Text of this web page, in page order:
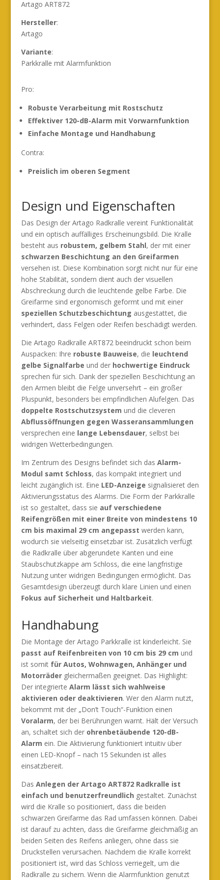
Artago ART872
Hersteller:
Artago
Variante:
Parkkralle mit Alarmfunktion
Pro:
Robuste Verarbeitung mit Rostschutz
Effektiver 120-dB-Alarm mit Vorwarnfunktion
Einfache Montage und Handhabung
Contra:
Preislich im oberen Segment
Design und Eigenschaften
Das Design der Artago Radkralle vereint Funktionalität
und ein optisch auffälliges Erscheinungsbild. Die Kralle
besteht aus robustem, gelbem Stahl, der mit einer
schwarzen Beschichtung an den Greifarmen
versehen ist. Diese Kombination sorgt nicht nur für eine
hohe Stabilität, sondern dient auch der visuellen
Abschreckung durch die leuchtende gelbe Farbe. Die
Greifarme sind ergonomisch geformt und mit einer
speziellen Schutzbeschichtung ausgestattet, die
verhindert, dass Felgen oder Reifen beschädigt werden.
Die Artago Radkralle ART872 beeindruckt schon beim
Auspacken: Ihre robuste Bauweise, die leuchtend
gelbe Signalfarbe und der hochwertige Eindruck
sprechen für sich. Dank der speziellen Beschichtung an
den Armen bleibt die Felge unversehrt – ein großer
Pluspunkt, besonders bei empfindlichen Alufelgen. Das
doppelte Rostschutzsystem und die cleveren
Abflussöffnungen gegen Wasseransammlungen
versprechen eine lange Lebensdauer, selbst bei
widrigen Wetterbedingungen.
Im Zentrum des Designs befindet sich das Alarm-
Modul samt Schloss, das kompakt integriert und
leicht zugänglich ist. Eine LED-Anzeige signalisieret den
Aktivierungsstatus des Alarms. Die Form der Parkkralle
ist so gestaltet, dass sie auf verschiedene
Reifengrößen mit einer Breite von mindestens 10
cm bis maximal 29 cm angepasst werden kann,
wodurch sie vielseitig einsetzbar ist. Zusätzlich verfügt
die Radkralle über abgerundete Kanten und eine
Staubschutzkappe am Schloss, die eine langfristige
Nutzung unter widrigen Bedingungen ermöglicht. Das
Gesamtdesign überzeugt durch klare Linien und einen
Fokus auf Sicherheit und Haltbarkeit.
Handhabung
Die Montage der Artago Parkkralle ist kinderleicht. Sie
passt auf Reifenbreiten von 10 cm bis 29 cm und
ist somitfür Autos, Wohnwagen, Anhänger und
Motorrädergleichermaßen geeignet. Das Highlight:
Der integrierte Alarm lässt sich wahlweise
aktivieren oder deaktivieren. Wer den Alarm nutzt,
bekommt mit der „Don’t Touch“-Funktion einen
Voralarm, der bei Berührungen warnt. Hält der Versuch
an, schaltet sich der ohrenbetäubende 120-dB-
Alarm ein. Die Aktivierung funktioniert intuitiv über
einen LED-Knopf – nach 15 Sekunden ist alles
einsatzbereit.
Das Anlegen der Artago ART872 Radkralle ist
einfach und benutzerfreundlich gestaltet. Zunächst
wird die Kralle so positioniert, dass die beiden
schwarzen Greifarme das Rad umfassen können. Dabei
ist darauf zu achten, dass die Greifarme gleichmäßig an
beiden Seiten des Reifens anliegen, ohne dass sie
Druckstellen verursachen. Nachdem die Kralle korrekt
positioniert ist, wird das Schloss verriegelt, um die
Radkralle zu sichern. Wenn die Alarmfunktion genutzt